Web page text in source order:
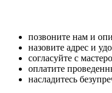
позвоните нам и
назовите адрес и
согласуйте с
оплатите
насладитесь